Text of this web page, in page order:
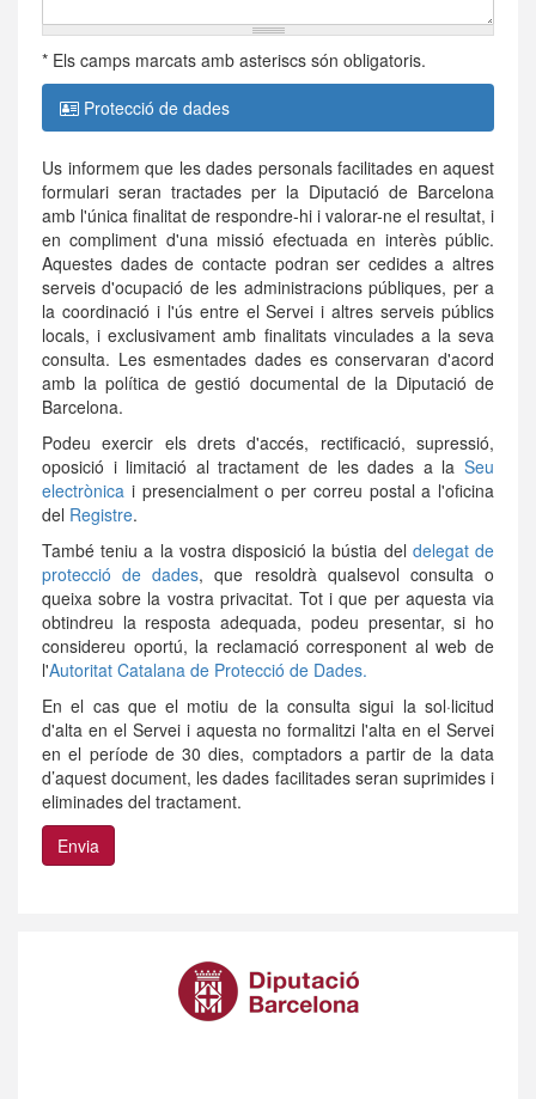
* Els camps marcats amb asteriscs són obligatoris.
Protecció de dades
Us informem que les dades personals facilitades en aquest
formulari seran tractades per la Diputació de Barcelona
amb l'única finalitat de respondre-hi i valorar-ne el resultat, i
en compliment d'una missió efectuada en interès públic.
Aquestes dades de contacte podran ser cedides a altres
serveis d'ocupació de les administracions públiques, per a
la coordinació i l'ús entre el Servei i altres serveis públics
locals, i exclusivament amb finalitats vinculades a la seva
consulta. Les esmentades dades es conservaran d'acord
amb la política de gestió documental de la Diputació de
Barcelona.
Podeu exercir els drets d'accés, rectificació, supressió,
oposició i limitació al tractament de les dades a la Seu
electrònica i presencialment o per correu postal a l'oficina
del Registre.
També teniu a la vostra disposició la bústia del delegat de
protecció de dades, que resoldrà qualsevol consulta o
queixa sobre la vostra privacitat. Tot i que per aquesta via
obtindreu la resposta adequada, podeu presentar, si ho
considereu oportú, la reclamació corresponent al web de
l'Autoritat Catalana de Protecció de Dades.
En el cas que el motiu de la consulta sigui la sol·licitud
d'alta en el Servei i aquesta no formalitzi l'alta en el Servei
en el període de 30 dies, comptadors a partir de la data
d’aquest document, les dades facilitades seran suprimides i
eliminades del tractament.
Envia